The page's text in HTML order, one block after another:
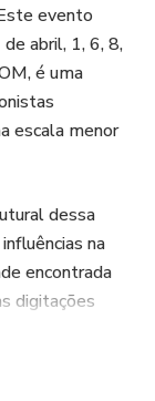
evento
abril, 1, 6, 8,
é uma
escala menor
dessa
na
encontrada
digitações